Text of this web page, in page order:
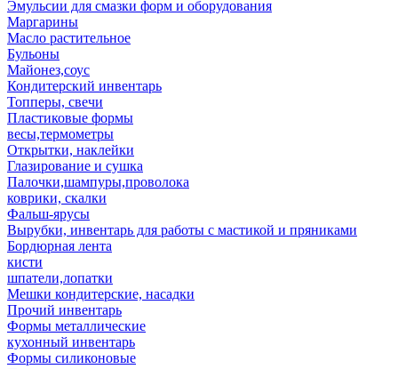
Эмульсии для смазки форм и оборудования
Маргарины
Масло растительное
Бульоны
Майонез,соус
Кондитерский инвентарь
Топперы, свечи
Пластиковые формы
весы,термометры
Открытки, наклейки
Глазирование и сушка
Палочки,шампуры,проволока
коврики, скалки
Фальш-ярусы
Вырубки, инвентарь для работы с мастикой и пряниками
Бордюрная лента
кисти
шпатели,лопатки
Мешки кондитерские, насадки
Прочий инвентарь
Формы металлические
кухонный инвентарь
Формы силиконовые